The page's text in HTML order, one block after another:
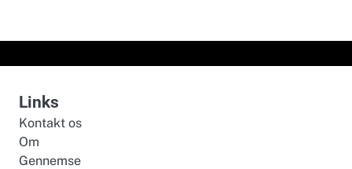
Links
Kontakt os
Om
Gennemse